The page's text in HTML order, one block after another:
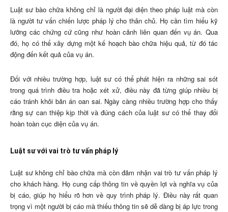
Luật sư bào chữa không chỉ là người đại diện theo pháp luật mà còn
là người tư vấn chiến lược pháp lý cho thân chủ. Họ cần tìm hiểu kỹ
lưỡng các chứng cứ cũng như hoàn cảnh liên quan đến vụ án. Qua
đó, họ có thể xây dựng một kế hoạch bào chữa hiệu quả, từ đó tác
động đến kết quả của vụ án.
Đối với nhiều trường hợp, luật sư có thể phát hiện ra những sai sót
trong quá trình điều tra hoặc xét xử, điều này đã từng giúp nhiều bị
cáo tránh khỏi bản án oan sai. Ngày càng nhiều trường hợp cho thấy
rằng sự can thiệp kịp thời và đúng cách của luật sư có thể thay đổi
hoàn toàn cục diện của vụ án.
Luật sư với vai trò tư vấn pháp lý
Luật sư không chỉ bào chữa mà còn đảm nhận vai trò tư vấn pháp lý
cho khách hàng. Họ cung cấp thông tin về quyền lợi và nghĩa vụ của
bị cáo, giúp họ hiểu rõ hơn về quy trình pháp lý. Điều này rất quan
trọng vì một người bị cáo mà thiếu thông tin sẽ dễ dàng bị áp lực trong